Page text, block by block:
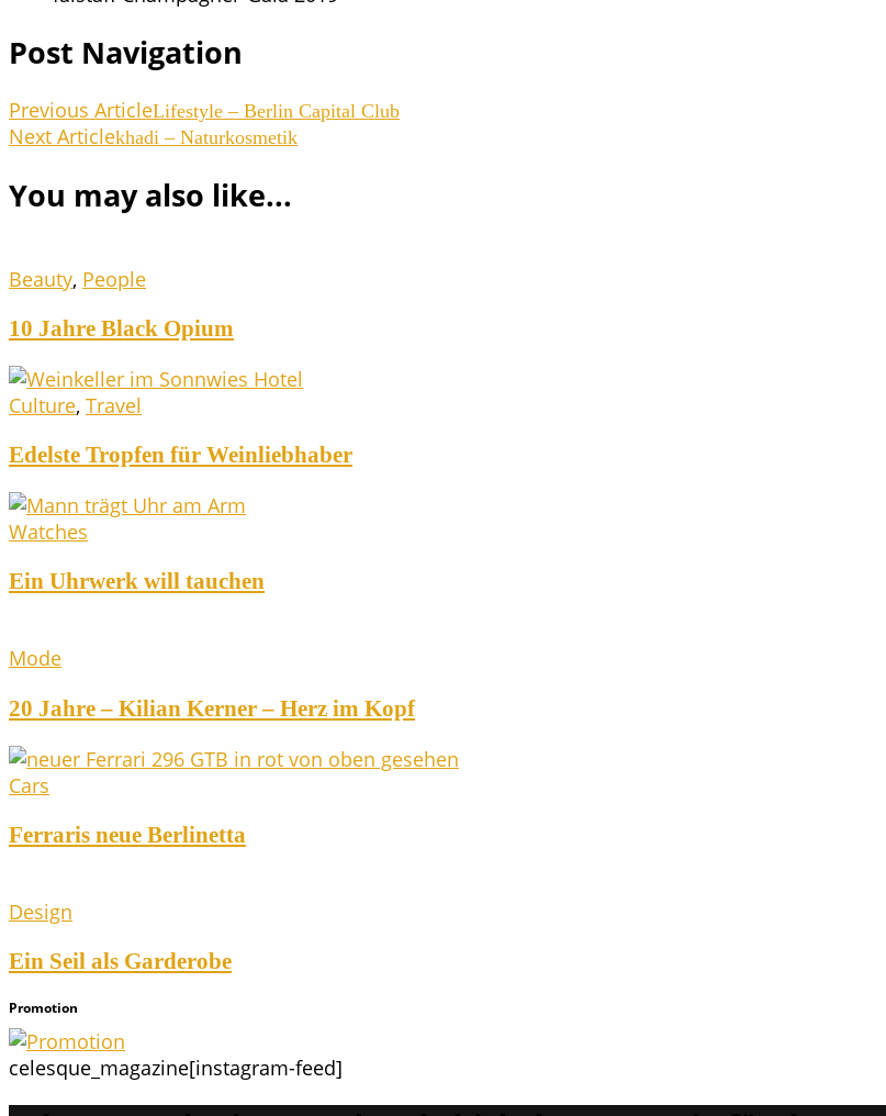
Post Navigation
Previous ArticleLife­style – Ber­lin Capi­tal Club
Next Articlekha­di – Naturkosmetik
You may also like...
Beauty, People
10 Jah­re Black Opium
Culture, Travel
Edels­te Trop­fen für Weinliebhaber
Watches
Ein Uhr­werk will tauchen
Mode
20 Jah­re – Kili­an Ker­ner – Herz im Kopf
Cars
Fer­ra­ris neue Berlinetta
Design
Ein Seil als Garderobe
Pro­mo­ti­on
celesque_magazine[instagram-feed]